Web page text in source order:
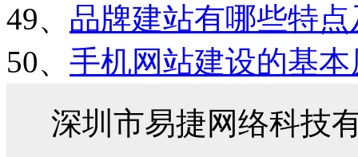
49、 品牌建站有哪些特
50、 手机网站建设的基本
深圳市易捷网络科